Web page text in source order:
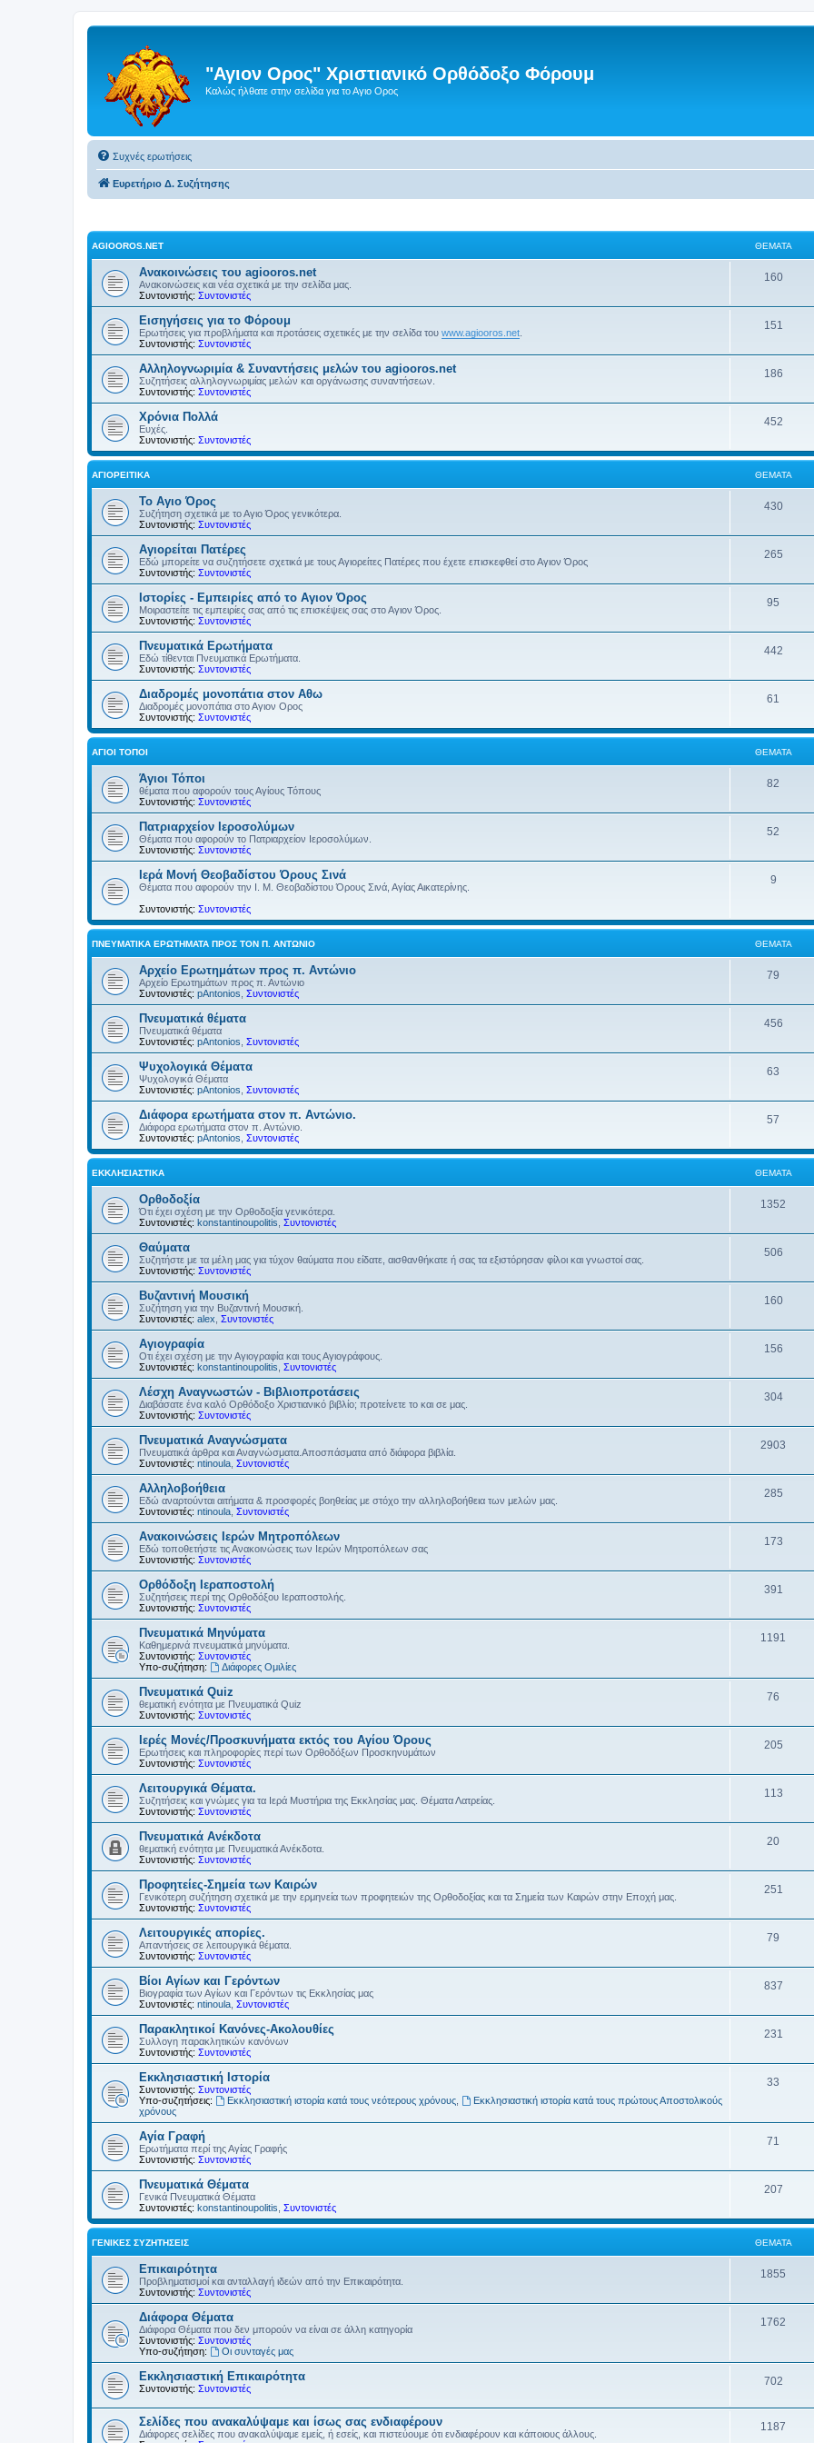
"Αγιον Ορος" Χριστιανικό Ορθόδοξο Φόρουμ
Καλώς ήλθατε στην σελίδα για το Αγιο Ορος
Συχνές ερωτήσεις
Ευρετήριο Δ. Συζήτησης
AGIOOROS.NET ΘΈΜΑΤΑ
Ανακοινώσεις του agiooros.net
Ανακοινώσεις και νέα σχετικά με την σελίδα μας.
Συντονιστής: Συντονιστές
160
Εισηγήσεις για το Φόρουμ
Ερωτήσεις για προβλήματα και προτάσεις σχετικές με την σελίδα του www.agiooros.net
Συντονιστής: Συντονιστές
151
Αλληλογνωριμία & Συναντήσεις μελών του agiooros.net
Συζητήσεις αλληλογνωριμίας μελών και οργάνωσης συναντήσεων.
Συντονιστής: Συντονιστές
186
Χρόνια Πολλά
Ευχές.
Συντονιστής: Συντονιστές
452
ΑΓΙΟΡΕΊΤΙΚΑ ΘΈΜΑΤΑ
Το Αγιο Όρος
Συζήτηση σχετικά με το Αγιο Όρος γενικότερα.
Συντονιστής: Συντονιστές
430
Αγιορείται Πατέρες
Εδώ μπορείτε να συζητήσετε σχετικά με τους Αγιορείτες Πατέρες που έχετε επισκεφθεί στο Αγιον Όρος
Συντονιστής: Συντονιστές
265
Ιστορίες - Εμπειρίες από το Αγιον Όρος
Μοιραστείτε τις εμπειρίες σας από τις επισκέψεις σας στο Αγιον Όρος.
Συντονιστής: Συντονιστές
95
Πνευματικά Ερωτήματα
Εδώ τίθενται Πνευματικά Ερωτήματα.
Συντονιστής: Συντονιστές
442
Διαδρομές μονοπάτια στον Αθω
Διαδρομές μονοπάτια στο Αγιον Ορος
Συντονιστής: Συντονιστές
61
ΆΓΙΟΙ ΤΌΠΟΙ ΘΈΜΑΤΑ
Άγιοι Τόποι
θέματα που αφορούν τους Αγίους Τόπους
Συντονιστής: Συντονιστές
82
Πατριαρχείον Ιεροσολύμων
Θέματα που αφορούν το Πατριαρχείον Ιεροσολύμων.
Συντονιστής: Συντονιστές
52
Ιερά Μονή Θεοβαδίστου Όρους Σινά
Θέματα που αφορούν την Ι. Μ. Θεοβαδίστου Όρους Σινά, Αγίας Αικατερίνης.
Συντονιστής: Συντονιστές
9
ΠΝΕΥΜΑΤΙΚΆ ΕΡΩΤΉΜΑΤΑ ΠΡΟΣ ΤΟΝ Π. ΑΝΤΏΝΙΟ ΘΈΜΑΤΑ
Αρχείο Ερωτημάτων προς π. Αντώνιο
Αρχείο Ερωτημάτων προς π. Αντώνιο
Συντονιστές: pAntonios Συντονιστές
79
Πνευματικά θέματα
Πνευματικά θέματα
Συντονιστές: pAntonios Συντονιστές
456
Ψυχολογικά Θέματα
Ψυχολογικά Θέματα
Συντονιστές: pAntonios Συντονιστές
63
Διάφορα ερωτήματα στον π. Αντώνιο.
Διάφορα ερωτήματα στον π. Αντώνιο.
Συντονιστές: pAntonios Συντονιστές
57
ΕΚΚΛΗΣΙΑΣΤΙΚΆ ΘΈΜΑΤΑ
Ορθοδοξία
Ότι έχει σχέση με την Ορθοδοξία γενικότερα.
Συντονιστές: konstantinoupolitis Συντονιστές
1352
Θαύματα
Συζητήστε με τα μέλη μας για τύχον θαύματα που είδατε, αισθανθήκατε ή σας τα εξιστόρησαν φίλοι και γνωστοί σας.
Συντονιστής: Συντονιστές
506
Βυζαντινή Μουσική
Συζήτηση για την Βυζαντινή Μουσική.
Συντονιστές: alex Συντονιστές
160
Αγιογραφία
Οτι έχει σχέση με την Αγιογραφία και τους Αγιογράφους.
Συντονιστές: konstantinoupolitis Συντονιστές
156
Λέσχη Αναγνωστών - Βιβλιοπροτάσεις
Διαβάσατε ένα καλό Ορθόδοξο Χριστιανικό βιβλίο; προτείνετε το και σε μας.
Συντονιστής: Συντονιστές
304
Πνευματικά Αναγνώσματα
Πνευματικά άρθρα και Αναγνώσματα.Αποσπάσματα από διάφορα βιβλία.
Συντονιστές: ntinoula Συντονιστές
2903
Αλληλοβοήθεια
Εδώ αναρτούνται αιτήματα & προσφορές βοηθείας με στόχο την αλληλοβοήθεια των μελών μας.
Συντονιστές: ntinoula Συντονιστές
285
Ανακοινώσεις Ιερών Μητροπόλεων
Εδώ τοποθετήστε τις Ανακοινώσεις των Ιερών Μητροπόλεων σας
Συντονιστής: Συντονιστές
173
Ορθόδοξη Ιεραποστολή
Συζητήσεις περί της Ορθοδόξου Ιεραποστολής.
Συντονιστής: Συντονιστές
391
Πνευματικά Μηνύματα
Καθημερινά πνευματικά μηνύματα.
Συντονιστής: Συντονιστές
Υπο-συζήτηση:
Διάφορες Ομιλίες
1191
Πνευματικά Quiz
θεματική ενότητα με Πνευματικά Quiz
Συντονιστής: Συντονιστές
76
Ιερές Μονές/Προσκυνήματα εκτός του Αγίου Όρους
Ερωτήσεις και πληροφορίες περί των Ορθοδόξων Προσκηνυμάτων
Συντονιστής: Συντονιστές
205
Λειτουργικά Θέματα.
Συζητήσεις και γνώμες για τα Ιερά Μυστήρια της Εκκλησίας μας. Θέματα Λατρείας.
Συντονιστής: Συντονιστές
113
Πνευματικά Ανέκδοτα
θεματική ενότητα με Πνευματικά Ανέκδοτα.
Συντονιστής: Συντονιστές
20
Προφητείες-Σημεία των Καιρών
Γενικότερη συζήτηση σχετικά με την ερμηνεία των προφητειών της Ορθοδοξίας και τα Σημεία των Καιρών στην Εποχή μας.
Συντονιστής: Συντονιστές
251
Λειτουργικές απορίες.
Απαντήσεις σε λειτουργικά θέματα.
Συντονιστής: Συντονιστές
79
Βίοι Αγίων και Γερόντων
Βιογραφία των Αγίων και Γερόντων τις Εκκλησίας μας
Συντονιστές: ntinoula Συντονιστές
837
Παρακλητικοί Κανόνες-Ακολουθίες
Συλλογη παρακλητικών κανόνων
Συντονιστής: Συντονιστές
231
Εκκλησιαστική Ιστορία
Συντονιστής: Συντονιστές
Υπο-συζητήσεις:
Εκκλησιαστική ιστορία κατά τους νεότερους χρόνους,
Εκκλησιαστική ιστορία κατά τους πρώτους Αποστολικούς
χρόνους
33
Αγία Γραφή
Ερωτήματα περί της Αγίας Γραφής
Συντονιστής: Συντονιστές
71
Πνευματικά Θέματα
Γενικά Πνευματικά Θέματα
Συντονιστές: konstantinoupolitis Συντονιστές
207
ΓΕΝΙΚΈΣ ΣΥΖΗΤΉΣΕΙΣ ΘΈΜΑΤΑ
Επικαιρότητα
Προβληματισμοί και ανταλλαγή ιδεών από την Επικαιρότητα.
Συντονιστής: Συντονιστές
1855
Διάφορα Θέματα
Διάφορα Θέματα που δεν μπορούν να είναι σε άλλη κατηγορία
Συντονιστής: Συντονιστές
Υπο-συζήτηση:
Οι συνταγές μας
1762
Εκκλησιαστική Επικαιρότητα
Συντονιστής: Συντονιστές
702
Σελίδες που ανακαλύψαμε και ίσως σας ενδιαφέρουν
Διάφορες σελίδες που ανακαλύψαμε εμείς, ή εσείς, και πιστεύουμε ότι ενδιαφέρουν και κάποιους άλλους.
1187